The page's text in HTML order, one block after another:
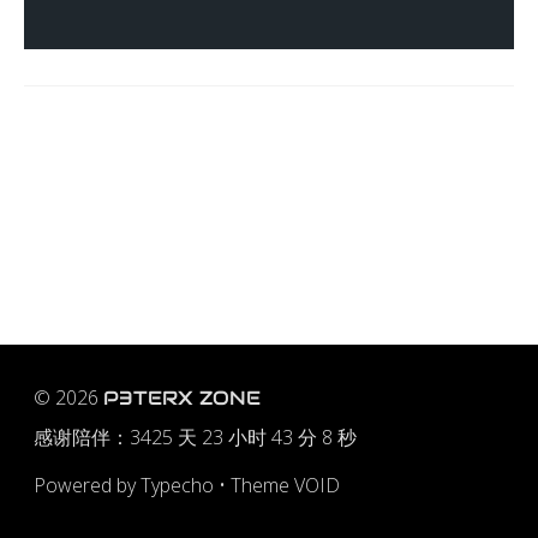
© 2026 P3TERX ZONE
感谢陪伴： 3425 天 23 小时 43 分 8 秒
Powered byTypecho • Theme VOID